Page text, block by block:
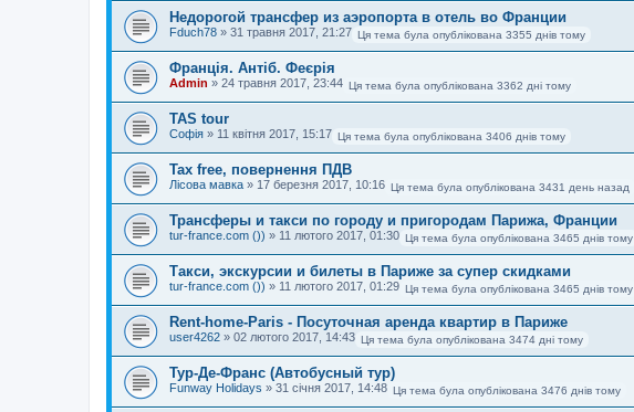
Недорогой трансфер из аэропорта в отель во Франции
Fduch78 » 31 травня 2017, 21:27 Ця тема була опублікована 3355 днів тому
Франція. Антіб. Феєрія
Admin » 24 травня 2017, 23:44 Ця тема була опублікована 3362 дні тому
TAS tour
Софія » 11 квітня 2017, 15:17 Ця тема була опублікована 3406 днів тому
Tax free, повернення ПДВ
Лісова мавка » 17 березня 2017, 10:16 Ця тема була опублікована 3431 день назад
Трансферы и такси по городу и пригородам Парижа, Франции
tur-france.com ()) » 11 лютого 2017, 01:30 Ця тема була опублікована 3465 днів тому
Такси, экскурсии и билеты в Париже за супер скидками
tur-france.com ()) » 11 лютого 2017, 01:29 Ця тема була опублікована 3465 днів тому
Rent-home-Paris - Посуточная аренда квартир в Париже
user4262 » 02 лютого 2017, 14:43 Ця тема була опублікована 3474 дні тому
Тур-Де-Франс (Автобусный тур)
Funway Holidays » 31 січня 2017, 14:48 Ця тема була опублікована 3476 днів тому